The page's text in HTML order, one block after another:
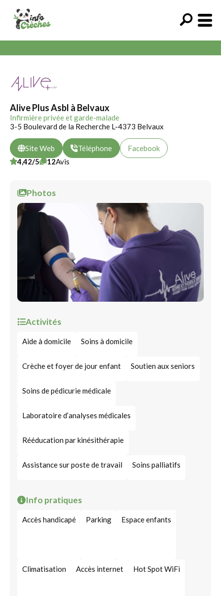
Alive Plus Asbl à Belvaux
Infirmière privée et garde-malade
3-5 Boulevard de la Recherche L-4373 Belvaux
Site Web Téléphone
Facebook
4,42/5
12Avis
Photos
Activités
Aide à domicile Soins à domicile
Crèche et foyer de jour enfant Soutien aux seniors
Soins de pédicurie médicale
Laboratoire d’analyses médicales
Rééducation par kinésithérapie
Assistance sur poste de travail Soins palliatifs
Info pratiques
Accès handicapé Parking Espace enfants
Climatisation Accès internet Hot Spot WiFi